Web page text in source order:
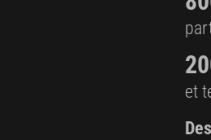
1 Saint-
Fumet de
et